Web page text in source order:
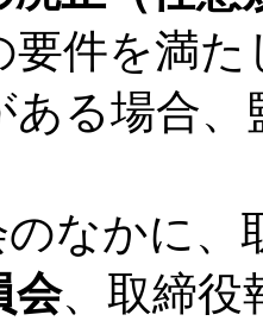
要件を満た
ある場合
なかに、
会、取締役